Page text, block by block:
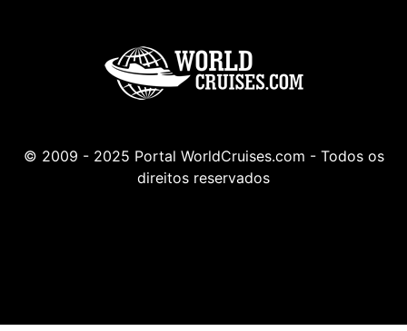
© 2009 - 2025 Portal WorldCruises.com - Todos os
direitos reservados